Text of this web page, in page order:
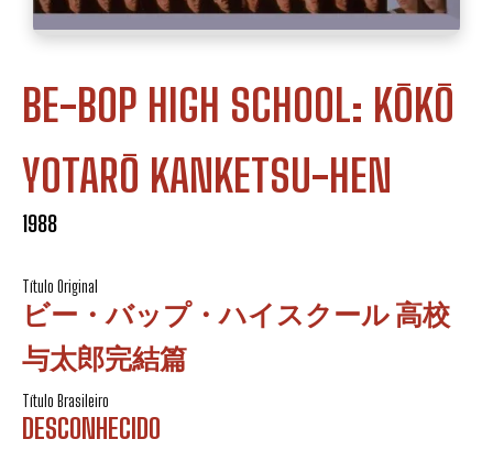
BE-BOP HIGH SCHOOL: KŌKŌ
YOTARŌ KANKETSU-HEN
1988
Título Original
ビー・バップ・ハイスクール 高校
与太郎完結篇
Título Brasileiro
DESCONHECIDO